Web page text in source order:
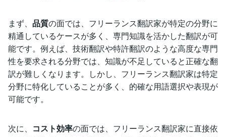
まず、 品質の面では、フリーランス翻訳家が特定の分野に
精通しているケースが多く、専門知識を活かした翻訳が可
能です。例えば、技術翻訳や特許翻訳のような高度な専門
性を要求される分野では、知識が不足していると正確な翻
訳が難しくなります。しかし、フリーランス翻訳家は特定
分野に特化していることが多く、的確な用語選択や表現が
可能です。
次に、 コスト効率の面では、フリーランス翻訳家に直接依